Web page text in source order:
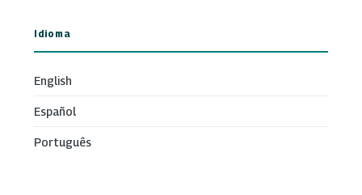
Idioma
English
Español
Português